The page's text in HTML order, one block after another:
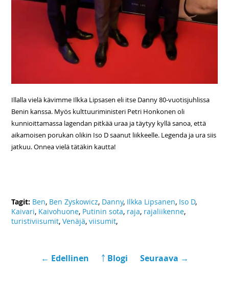
Illalla vielä kävimme Ilkka Lipsasen eli itse Danny 80-vuotisjuhlissa
Benin kanssa. Myös kulttuuriministeri Petri Honkonen oli
kunnioittamassa lagendan pitkää uraa ja täytyy kyllä sanoa, että
aikamoisen porukan olikin Iso D saanut liikkeelle. Legenda ja ura siis
jatkuu. Onnea vielä tätäkin kautta!
Tagit: Ben, Ben Zyskowicz, Danny, Ilkka Lipsanen, Iso D,
Kaivari, Kaivohuone, Putinin sota, raja, rajaliikenne,
turistiviisumit,Venäjä,viisumit,
← Edellinen ￪ Blogi Seuraava →